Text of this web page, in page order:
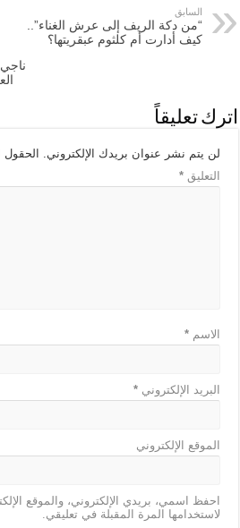
السابق
“من دكة الريف إلى عرش الغناء”..
كيف أدارت أم كلثوم عبقريتها؟
اترك تعليقاً
لن يتم نشر عنوان بريدك الإلكتروني. الحقول
التعليق*
الاسم*
البريد الإلكتروني*
الموقع الإلكتروني
احفظ اسمي، بريدي الإلكتروني، والموقع
لاستخدامها المرة المقبلة في تعليقي.